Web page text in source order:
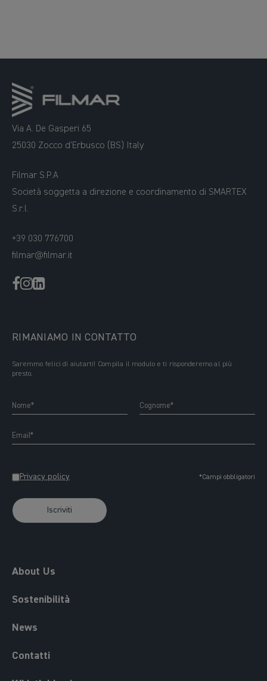
Via A. De Gasperi 65
25030 Zocco d’Erbusco (BS) Italy
Filmar S.P.A
Società soggetta a direzione e coordinamento di SMARTEX
S.r.l.
+39 030 776700
filmar@filmar.it
About Us
Sostenibilità
News
Contatti
RIMANIAMO IN CONTATTO
Saremmo felici di aiutarti! Compila il modulo e ti risponderemo al più
presto.
Privacy policy *Campi obbligatori
Iscriviti